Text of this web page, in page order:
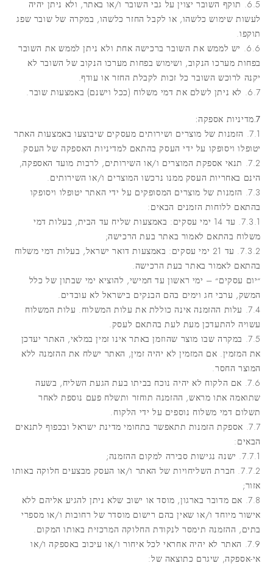
6.5. תוקף השובר יצוין על גבי השובר ו/או באתר, ולא ניתן יהיה
לעשות שימוש כלשהו, או לקבל החזר כלשהו, במקרה של שובר שפג
תוקפו.
6.6. יש לממש את השובר ברכישה אחת ולא ניתן לממש את השובר
בפחות מערכו הנקוב, ושימוש בפחות מערכו הנקוב של השובר לא
יקנה לרוכש השובר כל זכות לקבלת החזר או עודף.
6.7. לא ניתן לשלם את דמי משלוח (ככל וישנם) באמצעות שובר.
7.מדיניות אספקה:
7.1. הזמנות של מוצרים ושירותים מעסקים שיבוצעו באמצעות האתר
יטופלו ויסופקו על ידי העסק בהתאם למדיניות האספקה של העסק.
7.2. תנאי אספקת המוצרים ו/או השירותים, לרבות מועד האספקה,
הינם באחריות העסק ממנו נרכשו המוצרים ו/או השירותים.
7.3. הזמנות של מוצרים המסופקים על ידי האתר יטופלו ויסופקו
בהתאם ללוחות הזמנים הבאים:
7.3.1. עד 14 ימי עסקים: באמצעות שליח עד הבית, בעלות דמי
משלוח בהתאם לאמור באתר בעת הרכישה;
7.3.2. עד 21 ימי עסקים: באמצעות דואר ישראל, בעלות דמי משלוח
בהתאם לאמור באתר בעת הרכישה.
״יום עסקים״ – ימי ראשון עד חמישי, להוציא ימי שבתון של כלל
המשק, ערבי חג וימים בהם הבנקים בישראל לא עובדים.
7.4. עלות ההזמנה אינה כוללת את עלות המשלוח. עלות המשלוח
עשויה להתעדכן מעת לעת בהתאם לעסק.
7.5. במקרה שבו מוצר שהוזמן באתר אינו זמין במלאי, האתר יעדכן
את המזמין. אם המזמין לא יהיה זמין, האתר ישלח את ההזמנה ללא
המוצר החסר.
7.6. אם הלקוח לא יהיה נוכח בביתו בעת הגעת השליח, בשעה
שתואמה אתו מראש, ההזמנה תוחזר ותשלח פעם נוספת לאחר
תשלום דמי משלוח נוספים על ידי הלקוח.
7.7. אספקת הזמנות תתאפשר בתחומי מדינת ישראל ובכפוף לתנאים
הבאים:
7.7.1. ישנה נגישות סבירה למקום ההזמנה;
7.7.2. חברת השליחויות של האתר ו/או העסק מבצעים חלוקה באותו
אזור;
7.8. אם מדובר בארגון, מוסד או ישוב שלא ניתן להגיע אליהם ללא
אישור מיוחד ו/או שאין בהם רישום מוסדר של רחובות ו/או מספרי
בתים, ההזמנה תימסר לנקודת החלוקה המרכזית באותו המקום.
7.9. האתר לא יהיה אחראי לכל איחור ו/או עיכוב באספקה ו/או
אי-אספקה, שיגרם כתוצאה של: